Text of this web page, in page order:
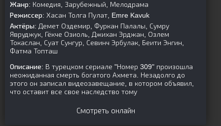
Жанр: Комедия, Зарубежный, Мелодрама
Режиссер: Хасан Толга Пулат, Emre Kavuk
Актёры: Демет Оздемир, Фуркан Палалы, Сумру
Явруджук, Гёкче Озиоль, Джихан Эрджан, Озлем
Токаслан, Суат Сунгур, Севинч Эрбулак, Беити Энгин,
Фатма Топташ
Описание: В турецком сериале "Номер 309" произошла
неожиданная смерть богатого Ахмета. Незадолго до
этого он записал видеозавещание, в котором объявил,
что оставит все свое наследство тому
Смотреть онлайн